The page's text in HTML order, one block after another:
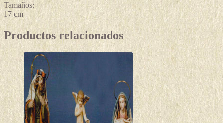
Tamaños:
17 cm
Productos relacionados